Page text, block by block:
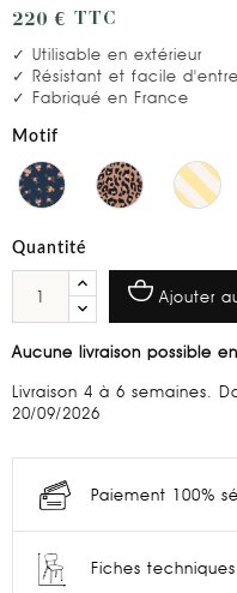
220 € TTC
✓ Utilisable en extérieur
✓ Résistant et facile
✓ Fabriqué en France
Motif
Quantité
Ajouter
Aucune livraison possible
Livraison 4 à 6 semaines.
20/09/2026
Paiement 100%
Fiches techniques